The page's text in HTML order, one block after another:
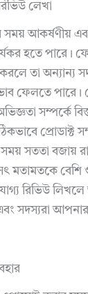
লেখা
সময় আকর্ষণীয়
হতে পারে।
তা অন্যান্য
ফেলতে পারে।
সম্পর্কে
প্রোডাক্ট
সময় সততা বজায়
মতামতকে বেশি
রিভিউ
সদস্যরা আপনার